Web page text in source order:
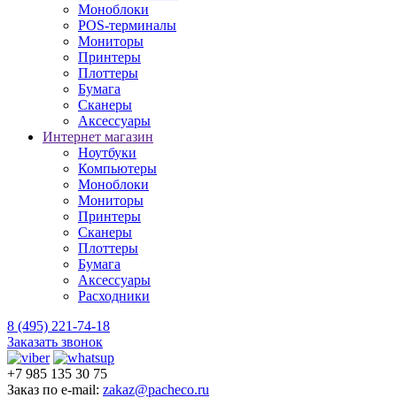
Моноблоки
POS-терминалы
Мониторы
Принтеры
Плоттеры
Бумага
Сканеры
Аксессуары
Интернет магазин
Ноутбуки
Компьютеры
Моноблоки
Мониторы
Принтеры
Сканеры
Плоттеры
Бумага
Аксессуары
Расходники
8 (495) 221-74-18
Заказать звонок
+7 985 135 30 75
Заказ по e-mail: zakaz@pacheco.ru